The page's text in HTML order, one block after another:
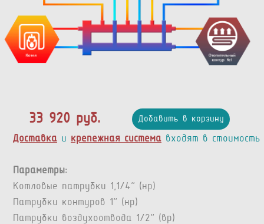
33 920 руб. Добавить в корзину
Доставка и крепежная система входят в стоимость
Параметры:
Котловые патрубки 1,1/4” (нр)
Патрубки контуров 1” (нр)
Патрубки воздухоотвода 1/2” (вр)